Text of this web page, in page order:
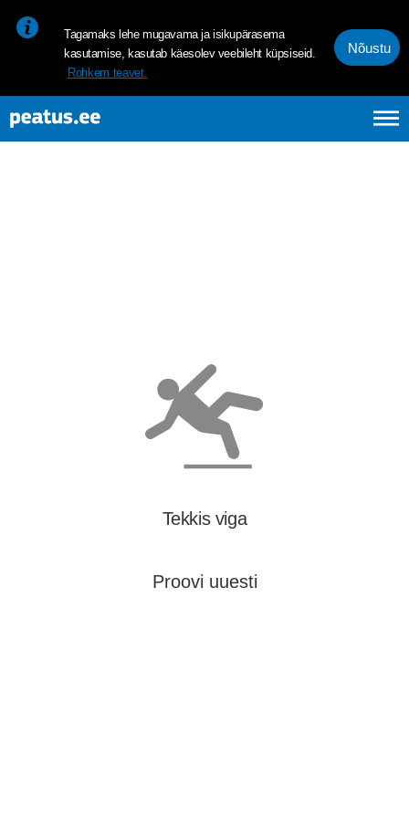
Tagamaks lehe mugavama ja isikupärasema
kasutamise, kasutab käesolev veebileht küpsiseid.
Rohkem teavet.
Nõustu
Tekkis viga
Proovi uuesti